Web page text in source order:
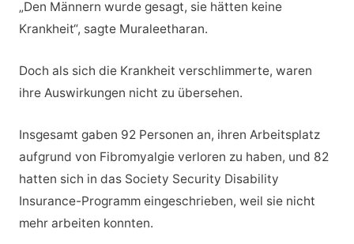
„Den Männern wurde gesagt, sie hätten keine
Krankheit“, sagte Muraleetharan.
Doch als sich die Krankheit verschlimmerte, waren
ihre Auswirkungen nicht zu übersehen.
Insgesamt gaben 92 Personen an, ihren Arbeitsplatz
aufgrund von Fibromyalgie verloren zu haben, und 82
hatten sich in das Society Security Disability
Insurance-Programm eingeschrieben, weil sie nicht
mehr arbeiten konnten.